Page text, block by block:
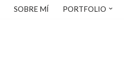
SOBRE MÍ PORTFOLIO